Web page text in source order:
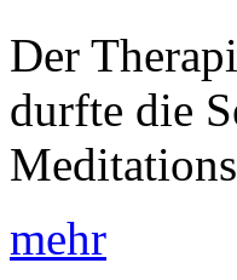
Der
durfte die
mehr